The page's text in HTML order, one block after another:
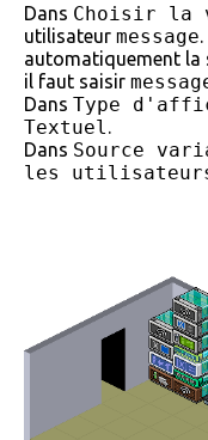
Dans Choisir la
utilisateur message
automatiquement la
il faut saisir
Dans Type
Textuel .
Dans Source
les